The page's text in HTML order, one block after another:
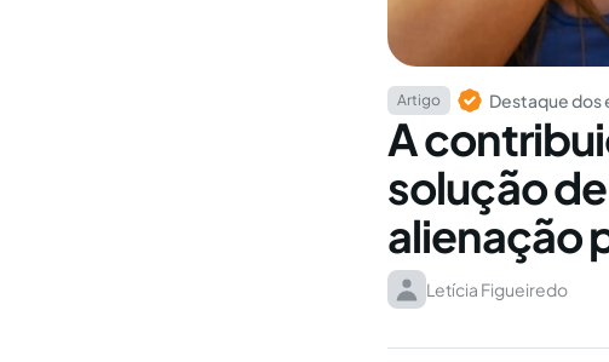
Artigo Destaque dos
A
solução
alienação
Letícia Figueiredo